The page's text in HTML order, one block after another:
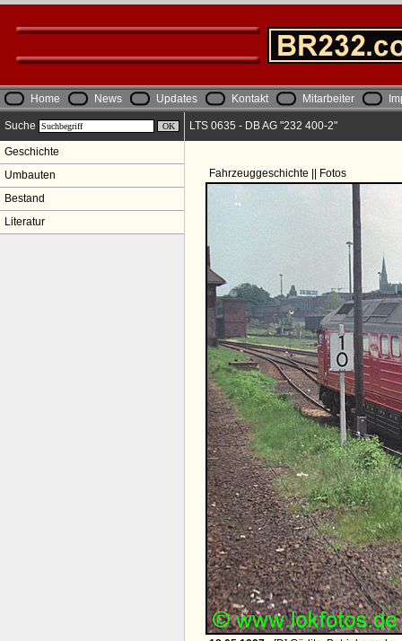
Home News Updates Kontakt Mitarbeiter
Suche
Geschichte
Umbauten
Bestand
Literatur
LTS 0635 - DB AG "232 400-2"
Fahrzeuggeschichte || Fotos